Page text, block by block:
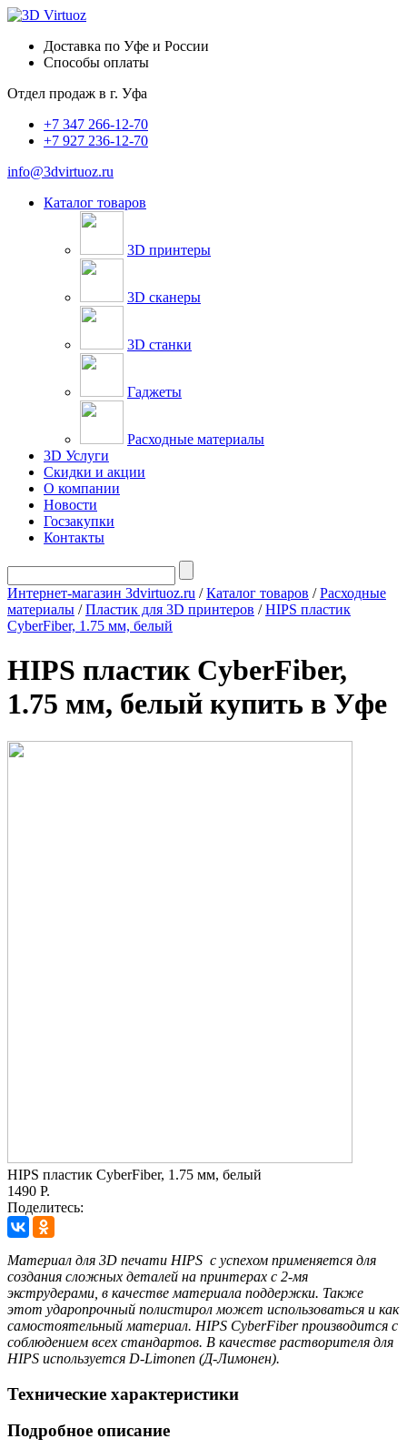
Доставка по Уфе и России
Способы оплаты
Отдел продаж в г. Уфа
+7 347 266-12-70
+7 927 236-12-70
info@3dvirtuoz.ru
Каталог товаров
3D принтеры
3D сканеры
3D станки
Гаджеты
Расходные материалы
3D Услуги
Скидки и акции
О компании
Новости
Госзакупки
Контакты
Интернет-магазин 3dvirtuoz.ru /Каталог товаров /Расходные
материалы /Пластик для 3D принтеров /HIPS пластик
CyberFiber, 1.75 мм, белый
HIPS пластик CyberFiber,
1.75 мм, белый купить в Уфе
HIPS пластик CyberFiber, 1.75 мм, белый
1490 Р.
Поделитесь:
Материал для 3D печати HIPS с успехом применяется для
создания сложных деталей на принтерах с 2-мя
экструдерами, в качестве материала поддержки. Также
этот ударопрочный полистирол может использоваться и как
самостоятельный материал. HIPS CyberFiber производится с
соблюдением всех стандартов. В качестве растворителя для
HIPS используется D-Limonen (Д-Лимонен).
Технические характеристики
Подробное описание